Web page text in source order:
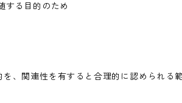
する目的のため
、関連性を有すると合理的に認められる